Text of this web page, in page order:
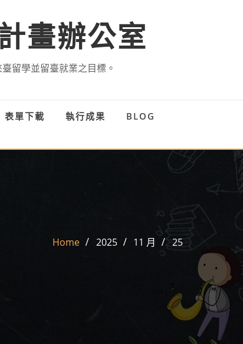
畫辦公室
留學並留臺就業之目標。
表單下載 執行成果
BLOG
Home 2025 11 月 25